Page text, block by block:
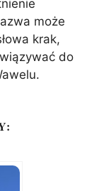
może
krak,
do